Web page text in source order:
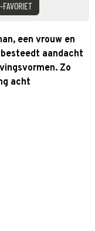
een vrouw en
aandacht
Zo
acht